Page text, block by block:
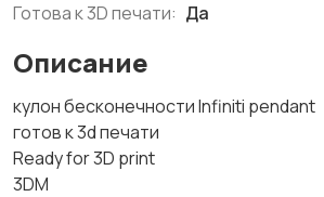
Готова к 3D печати: Да
Описание
кулон бесконечности Infiniti pendant
готов к 3d печати
Ready for 3D print
3DM